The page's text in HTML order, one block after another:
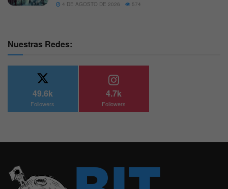
4 DE AGOSTO DE 2026 574
Nuestras Redes:
49.6k
Followers
4.7k
Followers